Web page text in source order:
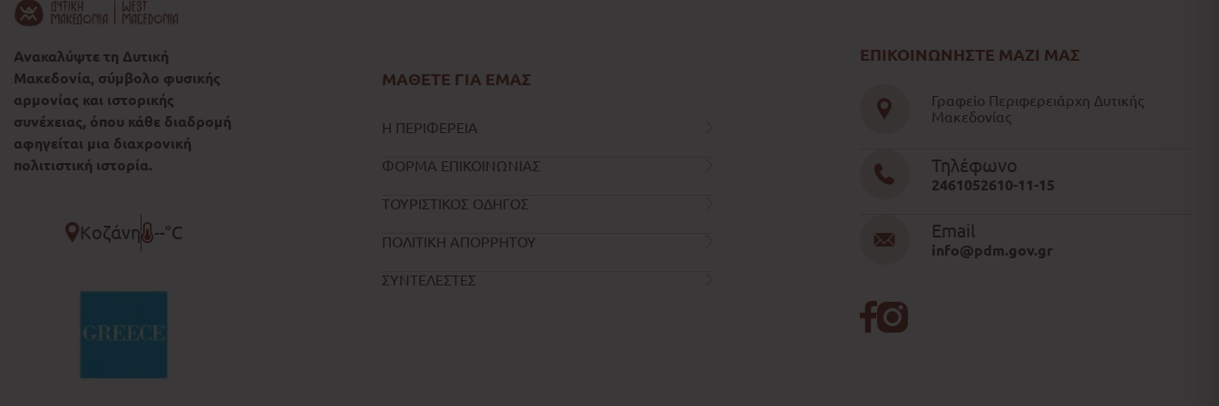
Ανακαλύψτε τη Δυτική
Μακεδονία, σύμβολο φυσικής
αρμονίας και ιστορικής
συνέχειας, όπου κάθε διαδρομή
αφηγείται μια διαχρονική
πολιτιστική ιστορία.
Κοζάνη --°C
ΜΑΘΕΤΕ ΓΙΑ ΕΜΑΣ
Η ΠΕΡΙΦΕΡΕΙΑ
ΦΟΡΜΑ ΕΠΙΚΟΙΝΩΝΙΑΣ
ΤΟΥΡΙΣΤΙΚΟΣ ΟΔΗΓΟΣ
ΠΟΛΙΤΙΚΗ ΑΠΟΡΡΗΤΟΥ
ΣΥΝΤΕΛΕΣΤΕΣ
ΕΠΙΚΟΙΝΩΝΗΣΤΕ ΜΑΖΙ ΜΑΣ
Γραφείο Περιφερειάρχη Δυτικής
Μακεδονίας
Τηλέφωνο
2461052610-11-15
Email
info@pdm.gov.gr